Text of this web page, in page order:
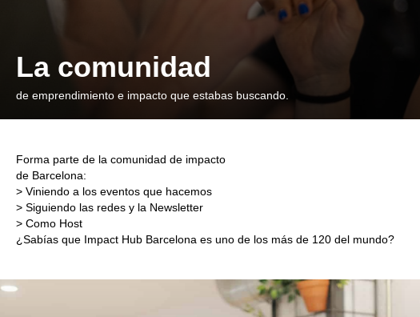
La comunidad
de emprendimiento e impacto que estabas buscando.
Forma parte de la comunidad de impacto
de Barcelona:
> Viniendo a los eventos que hacemos
> Siguiendo las redes y la Newsletter
> Como Host
¿Sabías que Impact Hub Barcelona es uno de los más de 120 del mundo?